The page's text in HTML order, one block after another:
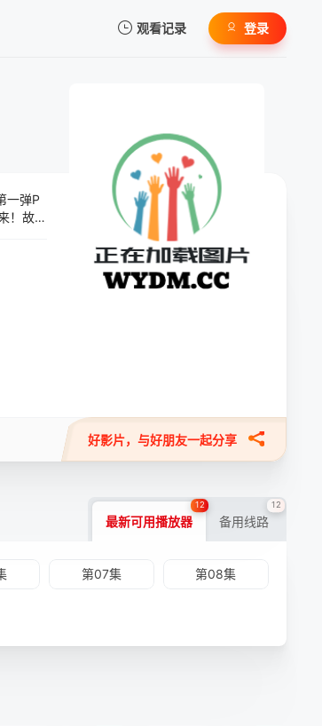
观看记录
暂无观看影片的记录
登录
一弹P
！故事
菲莉
逅，
好影片，与好朋友一起分享
最新可用播放器
12
备用线路
12
第07集 第08集